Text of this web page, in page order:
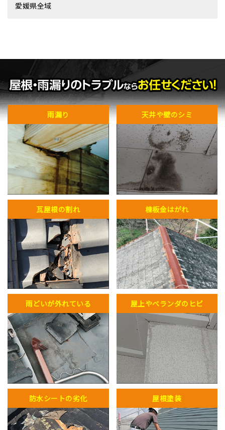
愛媛県全域
雨漏り 天井や壁のシミ
瓦屋根の割れ 棟板金はがれ
雨どいが外れている 屋上やベランダのヒビ
防水シートの劣化 屋根塗装